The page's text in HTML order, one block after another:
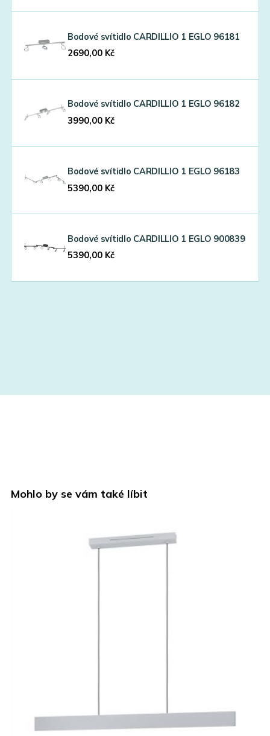
Bodové svítidlo CARDILLIO 1 EGLO 96181
2690,00 Kč
Bodové svítidlo CARDILLIO 1 EGLO 96182
3990,00 Kč
Bodové svítidlo CARDILLIO 1 EGLO 96183
5390,00 Kč
Bodové svítidlo CARDILLIO 1 EGLO 900839
5390,00 Kč
Mohlo by se vám také líbit